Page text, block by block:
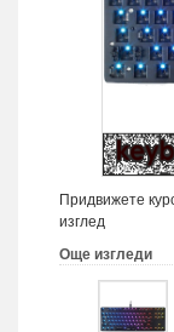
Придвижете
изглед
Още изгледи